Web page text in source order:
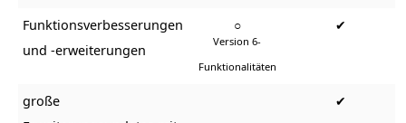
Funktionsverbesserungen
und -erweiterungen
○
Version 6-
Funktionalitäten
✔
große
✔